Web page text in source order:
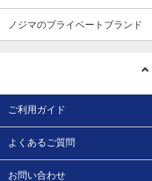
ノジマのプライベートブランド
ご利用ガイド
よくあるご質問
お問い合わせ